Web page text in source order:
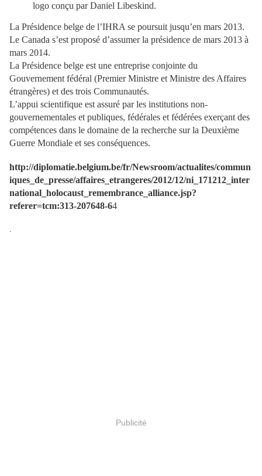
logo conçu par Daniel Libeskind.
La Présidence belge de l’IHRA se poursuit jusqu’en mars 2013.
Le Canada s’est proposé d’assumer la présidence de mars 2013 à
mars 2014.
La Présidence belge est une entreprise conjointe du
Gouvernement fédéral (Premier Ministre et Ministre des Affaires
étrangères) et des trois Communautés.
L’appui scientifique est assuré par les institutions non-
gouvernementales et publiques, fédérales et fédérées exerçant des
compétences dans le domaine de la recherche sur la Deuxième
Guerre Mondiale et ses conséquences.
http://diplomatie.belgium.be/fr/Newsroom/actualites/commun
iques_de_presse/affaires_etrangeres/2012/12/ni_171212_inter
national_holocaust_remembrance_alliance.jsp?
referer=tcm:313-207648-64
.
Publicité